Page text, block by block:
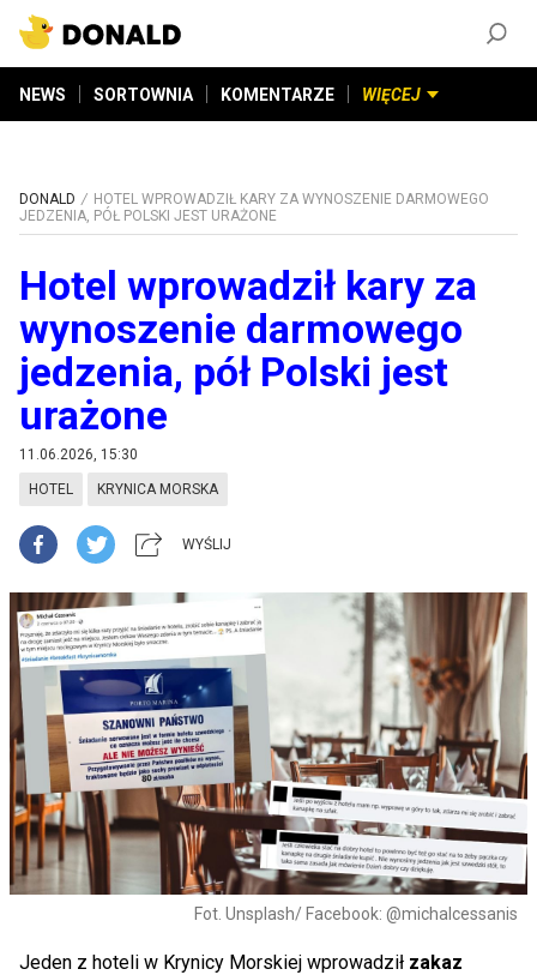
NEWS SORTOWNIA KOMENTARZE WIĘCEJ
DONALD
HOTEL WPROWADZIŁ KARY ZA WYNOSZENIE DARMOWEGO
JEDZENIA, PÓŁ POLSKI JEST URAŻONE
Hotel wprowadził kary za
wynoszenie darmowego
jedzenia, pół Polski jest
urażone
11.06.2026, 15:30
HOTEL KRYNICA MORSKA
WYŚLIJ
Fot. Unsplash/ Facebook: @michalcessanis
Jeden z hoteli w Krynicy Morskiej wprowadził zakaz